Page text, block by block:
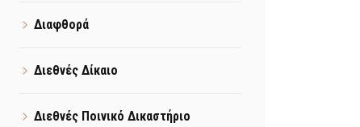
Διαφθορά
Διεθνές Δίκαιο
Διεθνές Ποινικό Δικαστήριο